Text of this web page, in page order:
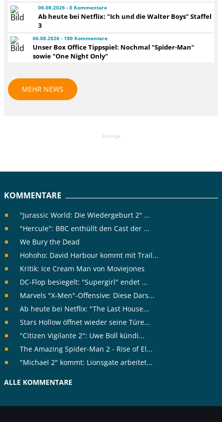
06.08.2026 - 0 Kommentare
Ab heute bei Netflix: "Ich und die Walter Boys" Staffel
3
06.08.2026 - 180 Kommentare
Unser Box Office Tippspiel: Nochmal "Spider-Man"
sowie "One Night Only"
MEHR NEWS
Anzeige
KOMMENTARE
"Jurassic World: Die Wiedergeburt 2" ...
"Hercule": BBC enthüllt den Cast der ...
We Bury the Dead
Hohoho: David Harbour kommt mit Trail...
Kritik: Ice Cream Man von Moviejones
DC-Flop besiegelt: "Supergirl" endet ...
Marvels "X-Men"-Offensive: Diese Dars...
Ab heute bei Netflix: "The Last House...
Stars Hollow öffnet wieder seine Türe...
"Citizen Vigilante 2": Uwe Boll kündi...
The Amazing Spider-Man 2 - Rise of El...
"Michael 2" kommt: Lionsgate arbeitet...
ALLE KOMMENTARE